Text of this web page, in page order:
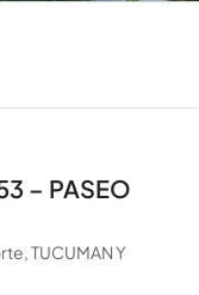
– PASEO
TUCUMAN Y